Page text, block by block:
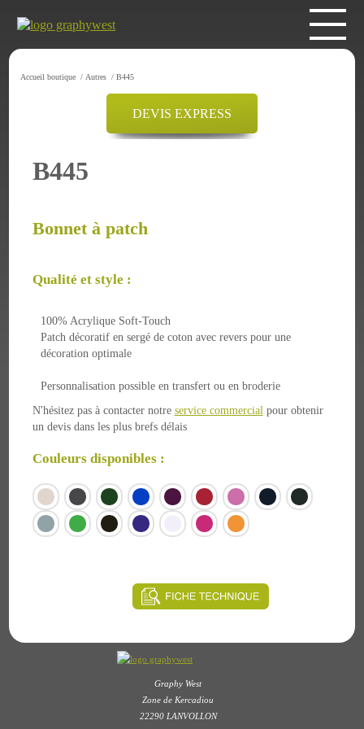
Accueil boutique / Autres / B445
DEVIS EXPRESS
B445
Bonnet à patch
Qualité et style :
100% Acrylique Soft-Touch
Patch décoratif en sergé de coton avec revers pour une
décoration optimale
Personnalisation possible en transfert ou en broderie
N'hésitez pas à contacter notre service commercial pour obtenir
un devis dans les plus brefs délais
Couleurs disponibles :
Graphy West
Zone de Kercadiou
22290 LANVOLLON